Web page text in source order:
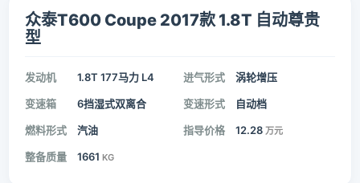
众泰T600 Coupe 2017款 1.8T 自动尊贵
型
发动机 1.8T 177马力 L4 进气形式 涡轮增压
变速箱 6挡湿式双离合 变速形式 自动档
燃料形式 汽油 指导价格 12.28 万元
整备质量 1661 KG